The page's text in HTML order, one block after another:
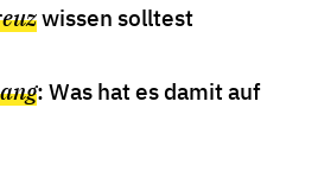
wissen solltest
: Was hat es damit auf